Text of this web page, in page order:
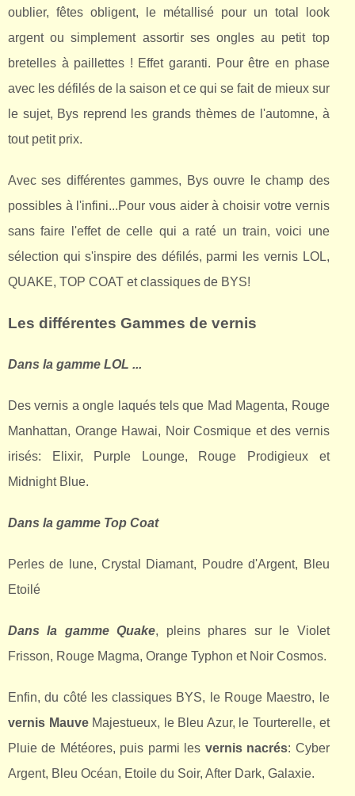
oublier, fêtes obligent, le métallisé pour un total look
argent ou simplement assortir ses ongles au petit top
bretelles à paillettes ! Effet garanti. Pour être en phase
avec les défilés de la saison et ce qui se fait de mieux sur
le sujet, Bys reprend les grands thèmes de l'automne, à
tout petit prix.
Avec ses différentes gammes, Bys ouvre le champ des
possibles à l'infini...Pour vous aider à choisir votre vernis
sans faire l'effet de celle qui a raté un train, voici une
sélection qui s'inspire des défilés, parmi les vernis LOL,
QUAKE, TOP COAT et classiques de BYS!
Les différentes Gammes de vernis
Dans la gamme LOL ...
Des vernis a ongle laqués tels que Mad Magenta, Rouge
Manhattan, Orange Hawai, Noir Cosmique et des vernis
irisés: Elixir, Purple Lounge, Rouge Prodigieux et
Midnight Blue.
Dans la gamme Top Coat
Perles de lune, Crystal Diamant, Poudre d'Argent, Bleu
Etoilé
Dans la gamme Quake, pleins phares sur le Violet
Frisson, Rouge Magma, Orange Typhon et Noir Cosmos.
Enfin, du côté les classiques BYS, le Rouge Maestro, le
vernis MauveMajestueux, le Bleu Azur, le Tourterelle, et
Pluie de Météores, puis parmi les vernis nacrés: Cyber
Argent, Bleu Océan, Etoile du Soir, After Dark, Galaxie.